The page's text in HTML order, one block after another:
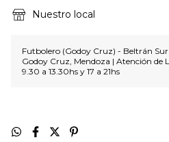
Nuestro local
Futbolero (Godoy Cruz) - Beltrán Sur
Godoy Cruz, Mendoza | Atención de
9.30 a 13.30hs y 17 a 21hs